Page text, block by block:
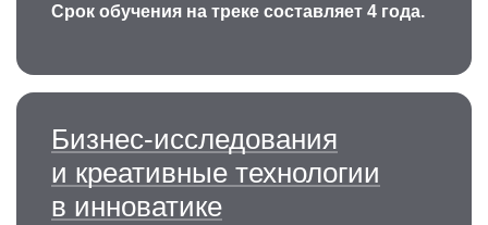
Срок обучения на треке составляет 4 года.
Бизнес-исследования
и креативные технологии
в инноватике